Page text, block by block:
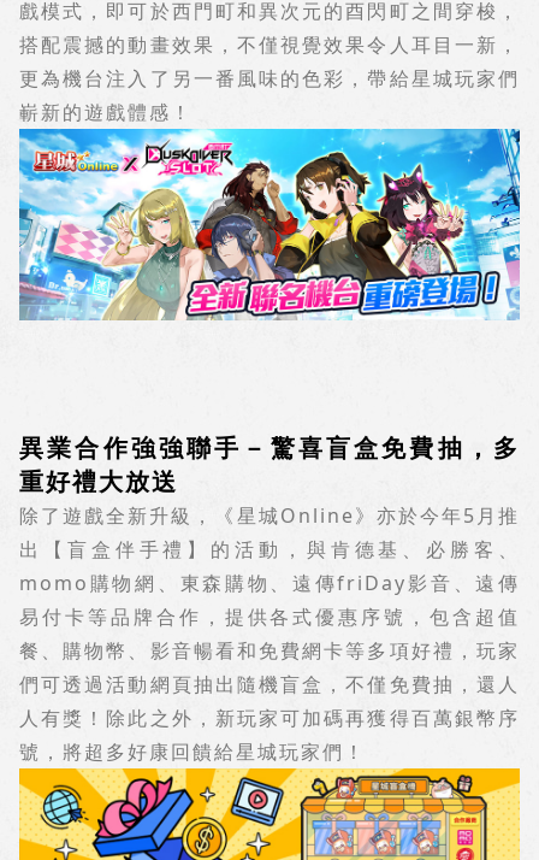
戲模式，即可於西門町和異次元的酉閃町之間穿梭，
搭配震撼的動畫效果，不僅視覺效果令人耳目一新，
更為機台注入了另一番風味的色彩，帶給星城玩家們
嶄新的遊戲體感！
異業合作強強聯手－驚喜盲盒免費抽，多
重好禮大放送
除了遊戲全新升級，《星城Online》亦於今年5 月推
出【盲盒伴手禮】的活動，與肯德基、必勝客、
momo 購物網、東森購物、遠傳friDay影音、遠傳
易付卡等品牌合作，提供各式優惠序號，包含超值
餐、購物幣、影音暢看和免費網卡等多項好禮，玩家
們可透過活動網頁抽出隨機盲盒，不僅免費抽，還人
人有獎！除此之外，新玩家可加碼再獲得百萬銀幣序
號，將超多好康回饋給星城玩家們！